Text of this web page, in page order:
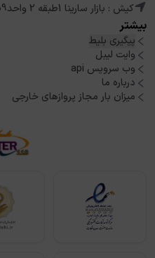
کیش : بازار سارینا 1طبقه 2 واحد209
بیشتر
پیگیری بلیط
وایت لیبل
وب سرویس api
درباره ما
میزان بار مجاز پروازهای خارجی